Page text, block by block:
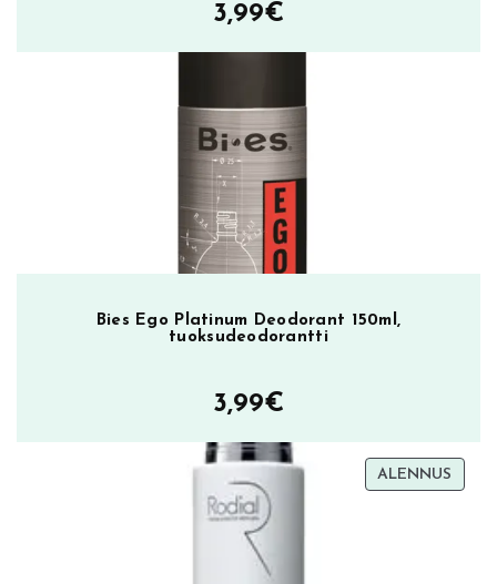
3,99€
Bies Ego Platinum Deodorant 150ml,
tuoksudeodorantti
3,99€
ALENNUS